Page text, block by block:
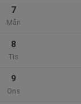
7
Mån
8
Tis
9
Ons